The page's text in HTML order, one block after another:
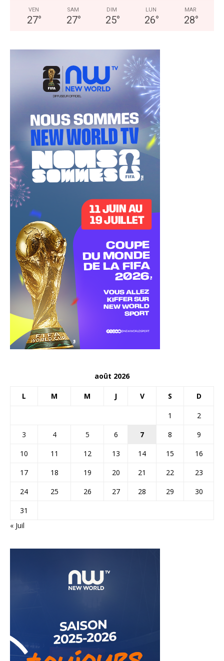
VEN
27°
SAM
27°
DIM
25°
LUN
26°
MAR
28°
août 2026
L M M J V S D
1
2
3
4 5 6 7 8
9
10
11 12 13 14 15
16
17
18 19 20 21 22
23
24
25 26 27 28 29
30
31
« Juil